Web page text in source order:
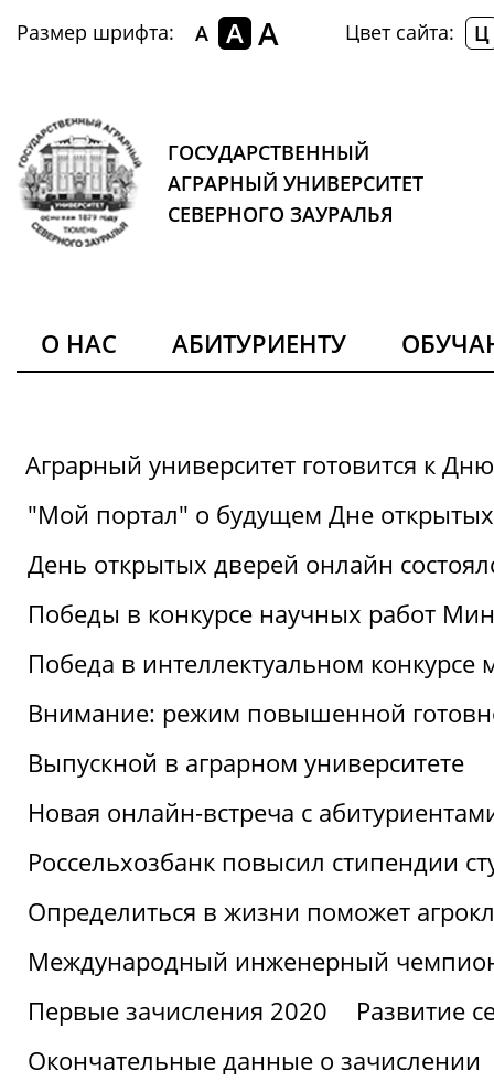
Размер шрифта: A A A Цвет сайта: Ц
ГОСУДАРСТВЕННЫЙ
АГРАРНЫЙ УНИВЕРСИТЕТ
СЕВЕРНОГО ЗАУРАЛЬЯ
О НАС АБИТУРИЕНТУ
Аграрный университет готовится к
"Мой портал" о будущем Дне
День открытых дверей онлайн
Победы в конкурсе научных работ
Победа в интеллектуальном конкурсе
Внимание: режим повышенной
Выпускной в аграрном университете
Новая онлайн-встреча с
Россельхозбанк повысил стипендии
Определиться в жизни поможет
Международный инженерный
Первые зачисления 2020
Развитие
Окончательные данные о зачислении